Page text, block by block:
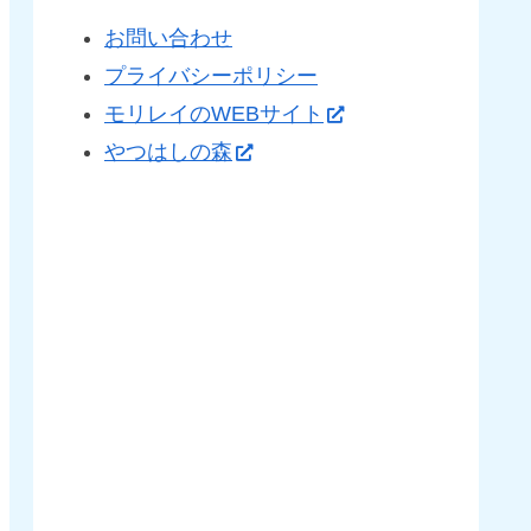
お問い合わせ
プライバシーポリシー
モリレイのWEBサイト
やつはしの森